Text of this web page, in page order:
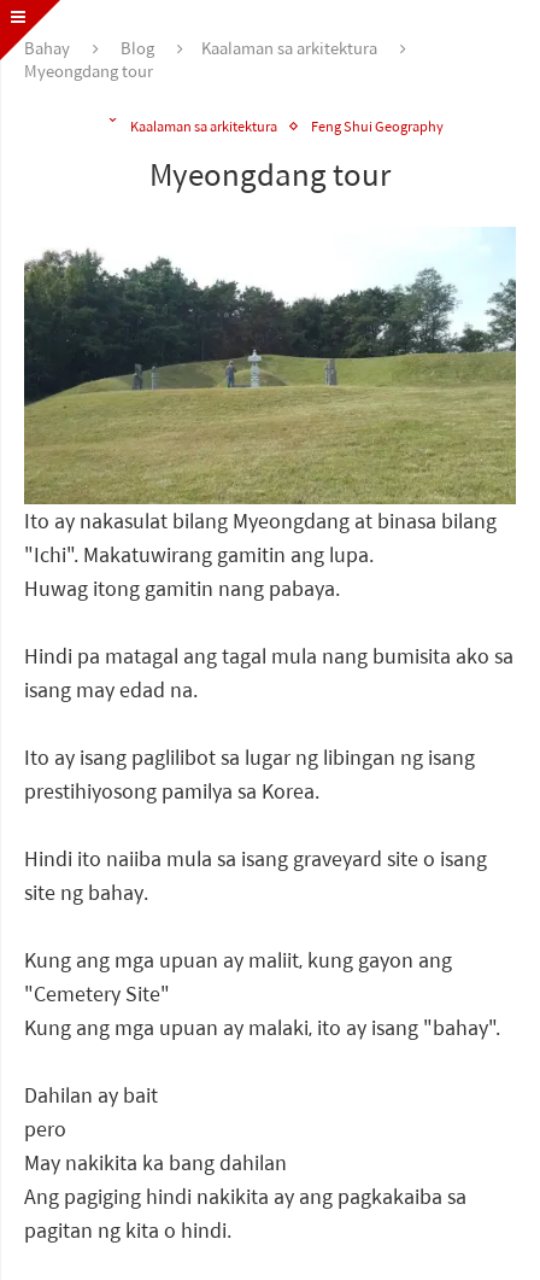
Bahay Blog
Kaalaman sa arkitektura
Myeongdang tour
Kaalaman sa arkitektura Feng Shui Geography
Myeongdang tour
Ito ay nakasulat bilang Myeongdang at binasa bilang
"Ichi". Makatuwirang gamitin ang lupa.
Huwag itong gamitin nang pabaya.
Hindi pa matagal ang tagal mula nang bumisita ako sa
isang may edad na.
Ito ay isang paglilibot sa lugar ng libingan ng isang
prestihiyosong pamilya sa Korea.
Hindi ito naiiba mula sa isang graveyard site o isang
site ng bahay.
Kung ang mga upuan ay maliit, kung gayon ang
"Cemetery Site"
Kung ang mga upuan ay malaki, ito ay isang "bahay".
Dahilan ay bait
pero
May nakikita ka bang dahilan
Ang pagiging hindi nakikita ay ang pagkakaiba sa
pagitan ng kita o hindi.